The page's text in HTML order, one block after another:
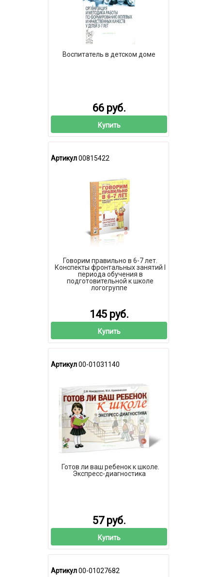
Воспитатель в детском доме
66 руб.
Купить
Артикул00815422
Говорим правильно в 6-7 лет.
Конспекты фронтальных занятий I
периода обучения в
подготовительной к школе
логогруппе
145 руб.
Купить
Артикул00-01031140
Готов ли ваш ребенок к школе.
Экспресс-диагностика
57 руб.
Купить
Артикул00-01027682